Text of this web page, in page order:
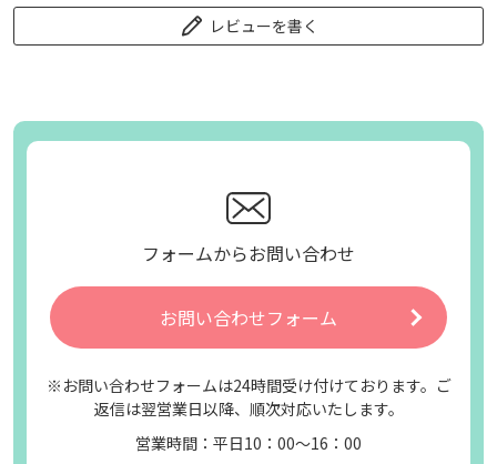
レビューを書く
フォームからお問い合わせ
お問い合わせフォーム
※お問い合わせフォームは24時間受け付けております。ご
返信は翌営業日以降、順次対応いたします。
営業時間：平日10：00～16：00